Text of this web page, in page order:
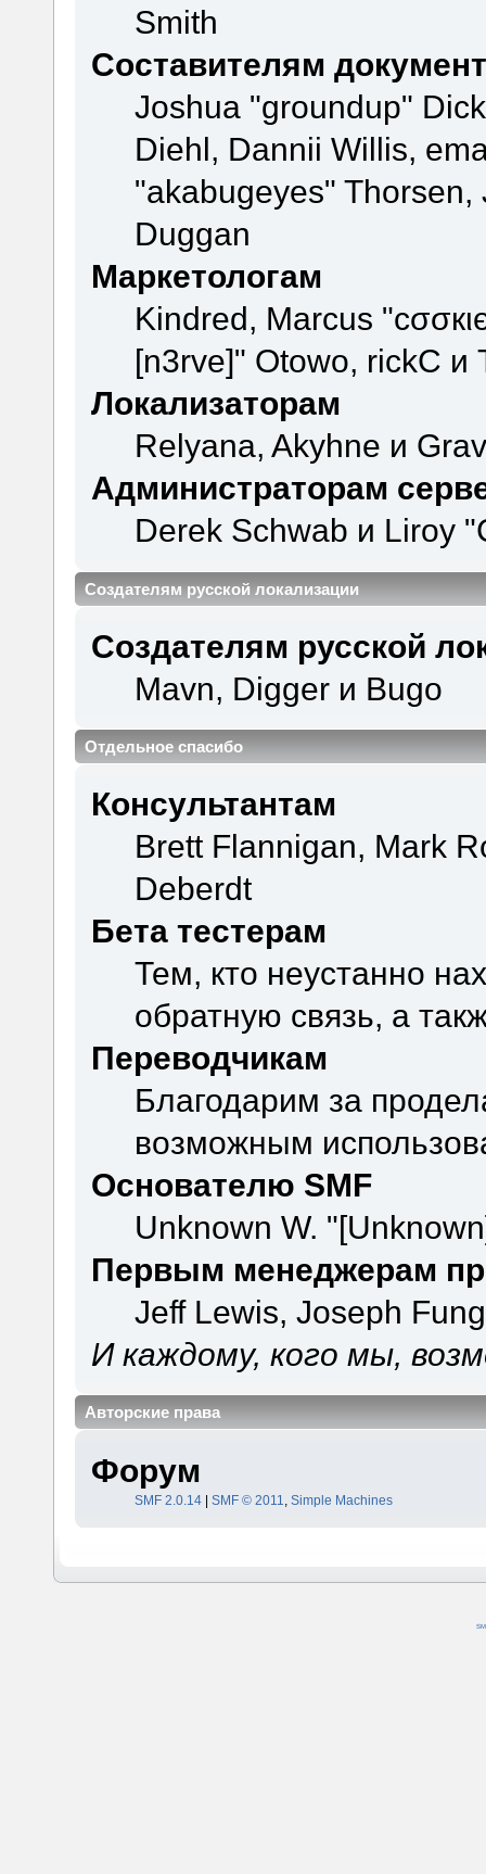
Smith
Составителям
Joshua "groundup"
Diehl, Dannii Willis,
"akabugeyes"
Duggan
Маркетологам
Kindred, Marcus
[n3rve]" Otowo, rickC и
Локализаторам
Relyana, Akyhne и
Администраторам
Derek Schwab и Liroy
Создателям русской локализации
Создателям русской
Mavn, Digger и Bugo
Отдельное спасибо
Консультантам
Brett Flannigan, Mark
Deberdt
Бета тестерам
Тем, кто неустанно
обратную связь, а
Переводчикам
Благодарим за
возможным
Основателю SMF
Unknown W.
Первым менеджерам
Jeff Lewis, Joseph
И каждому, кого мы,
Авторские права
Форум
SMF 2.0.14| SMF © 2011 Simple Machines